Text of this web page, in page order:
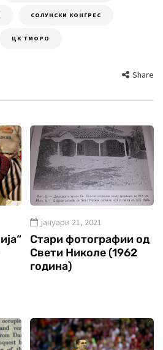
СОЛУНСКИ КОНГРЕС
ЦК ТМОРО
Share
јануари 21, 2021
Стари фотографии од
Свети Николе (1962
година)